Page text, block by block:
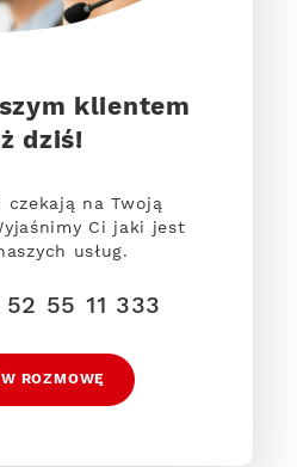
klientem
dziś!
czekają na Twoją
Ci jaki jest
usług.
55 11 333
ROZMOWĘ